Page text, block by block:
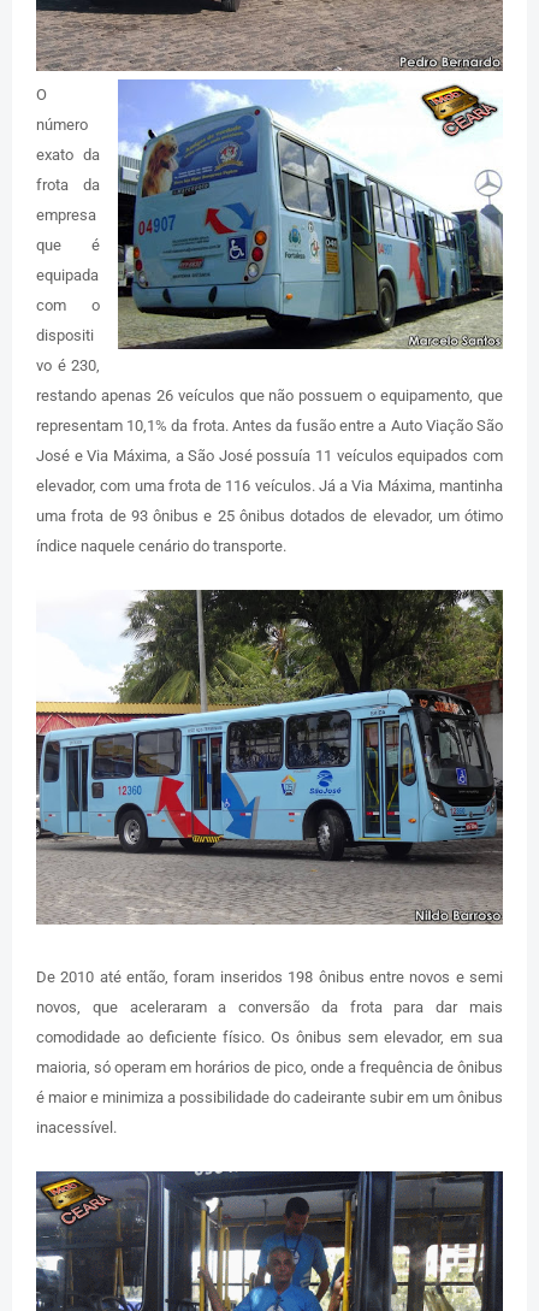
O
número
exato da
frota da
empresa
que é
equipada
com o
dispositi
vo é 230,
restando apenas 26 veículos que não possuem o equipamento, que
representam 10,1% da frota. Antes da fusão entre a Auto Viação São
José e Via Máxima, a São José possuía 11 veículos equipados com
elevador, com uma frota de 116 veículos. Já a Via Máxima, mantinha
uma frota de 93 ônibus e 25 ônibus dotados de elevador, um ótimo
índice naquele cenário do transporte.
De 2010 até então, foram inseridos 198 ônibus entre novos e semi
novos, que aceleraram a conversão da frota para dar mais
comodidade ao deficiente físico. Os ônibus sem elevador, em sua
maioria, só operam em horários de pico, onde a frequência de ônibus
é maior e minimiza a possibilidade do cadeirante subir em um ônibus
inacessível.